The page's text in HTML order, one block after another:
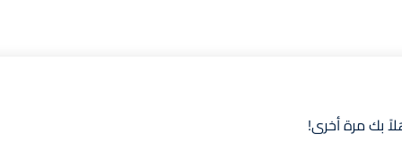
بك مرة أخرى!